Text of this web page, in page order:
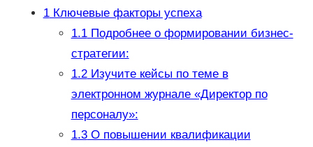
1Ключевые факторы успеха
1.1Подробнее о формировании бизнес-
стратегии:
1.2Изучите кейсы по теме в
электронном журнале «Директор по
персоналу»:
1.3О повышении квалификации